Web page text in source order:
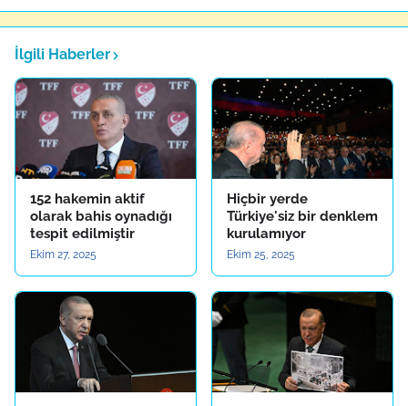
İlgili Haberler
152 hakemin aktif
olarak bahis oynadığı
tespit edilmiştir
Ekim 27, 2025
Hiçbir yerde
Türkiye'siz bir denklem
kurulamıyor
Ekim 25, 2025